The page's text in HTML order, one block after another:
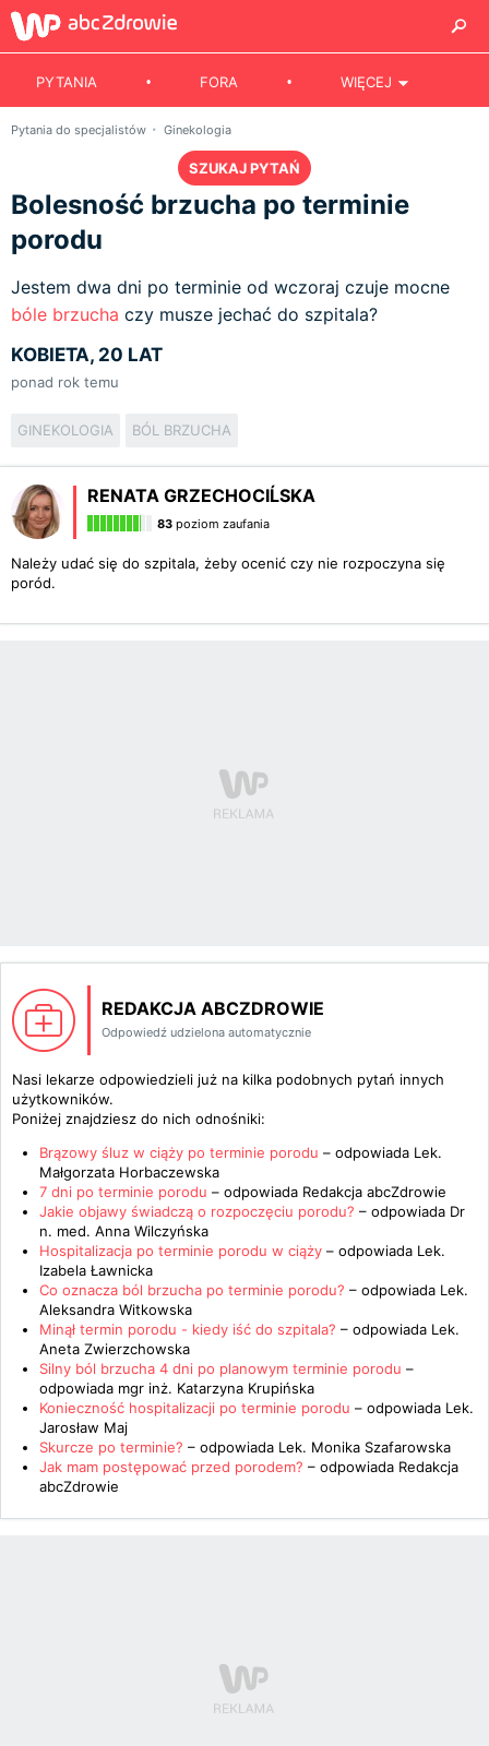
PYTANIA FORA WIĘCEJ
Pytania do specjalistów Ginekologia
SZUKAJ PYTAŃ
Bolesność brzucha po terminie
porodu
Jestem dwa dni po terminie od wczoraj czuje mocne
bóle brzucha czy musze jechać do szpitala?
KOBIETA, 20 LAT
ponad rok temu
GINEKOLOGIA BÓL BRZUCHA
RENATA GRZECHOCIĹSKA
83 poziom zaufania
Należy udać się do szpitala, żeby ocenić czy nie rozpoczyna się
poród.
REDAKCJA ABCZDROWIE
Odpowiedź udzielona automatycznie
Nasi lekarze odpowiedzieli już na kilka podobnych pytań innych
użytkowników.
Poniżej znajdziesz do nich odnośniki:
Brązowy śluz w ciąży po terminie porodu – odpowiada Lek.
Małgorzata Horbaczewska
7 dni po terminie porodu – odpowiada Redakcja abcZdrowie
Jakie objawy świadczą o rozpoczęciu porodu? – odpowiada Dr
n. med. Anna Wilczyńska
Hospitalizacja po terminie porodu w ciąży – odpowiada Lek.
Izabela Ławnicka
Co oznacza ból brzucha po terminie porodu? – odpowiada Lek.
Aleksandra Witkowska
Minął termin porodu - kiedy iść do szpitala? – odpowiada Lek.
Aneta Zwierzchowska
Silny ból brzucha 4 dni po planowym terminie porodu –
odpowiada mgr inż. Katarzyna Krupińska
Konieczność hospitalizacji po terminie porodu – odpowiada Lek.
Jarosław Maj
Skurcze po terminie? – odpowiada Lek. Monika Szafarowska
Jak mam postępować przed porodem? – odpowiada Redakcja
abcZdrowie